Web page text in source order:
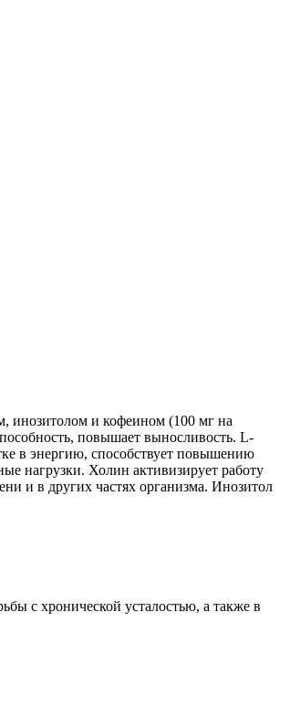
инозитолом и кофеином (100 мг на
повышает выносливость. L-
в энергию, способствует повышению
нагрузки. Холин активизирует работу
и в других частях организма. Инозитол
с хронической усталостью, а также в